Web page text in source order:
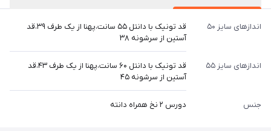
اندازهای سایز ۵۰
قد تونیک با دانتل ۵۵ سانت،پهنا از یک طرف ۳۹،قد
آستین از سرشونه ۳۸
اندازهای سایز ۵۵
قد تونیک با دانتل ۶۰ سانت،پهنا از یک طرف ۴۳،قد
آستین از سرشونه ۴۵
جنس دورس ۲ نخ همراه دانته